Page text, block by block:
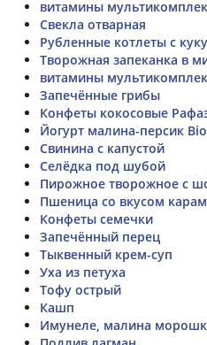
витамины
Свекла отварная
Рубленные котлеты с
Творожная запеканка в
витамины
Запечённые грибы
Конфеты кокосовые
Йогурт малина-персик
Свинина с капустой
Селёдка под шубой
Пирожное творожное с
Пшеница со вкусом
Конфеты семечки
Запечённый перец
Тыквенный крем-суп
Уха из петуха
Тофу острый
Кашп
Имунеле, малина